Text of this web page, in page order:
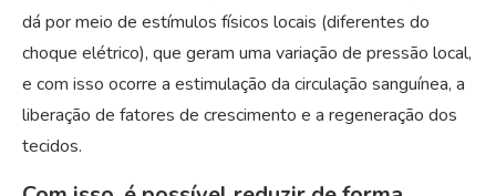
dá por meio de estímulos físicos locais (diferentes do
choque elétrico), que geram uma variação de pressão local,
e com isso ocorre a estimulação da circulação sanguínea, a
liberação de fatores de crescimento e a regeneração dos
tecidos.